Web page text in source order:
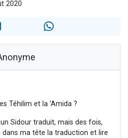
viennent de faire un don pour Sauvez la jambe de Yohan
musiques dans Torah-Box Music
29 personnes viennent de demander une bénédiction
2020
Téhilim et la 'Amida ?
Sidour traduit, mais des fois,
ma tête la traduction et lire